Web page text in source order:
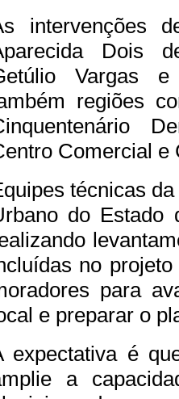
intervenções
Dois
Vargas e
regiões
Comercial e
técnicas
do Estado
no
para
e preparar o
expectativa é
a